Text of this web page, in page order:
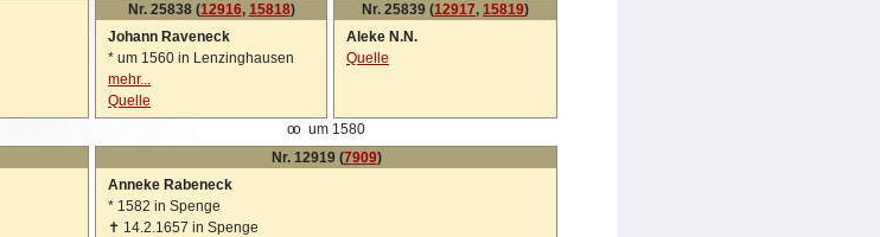
Nr. 25838 (12916, 15818)
Johann Raveneck
* um 1560 in Lenzinghausen
mehr...
Quelle
Nr. 25839 (12917, 15819)
Aleke N.N.
Quelle
oo
um 1580
Nr. 12919 (7909)
Anneke Rabeneck
* 1582 in Spenge
✝ 14.2.1657 in Spenge